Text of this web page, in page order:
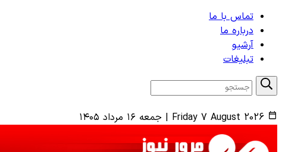
تماس با ما
درباره ما
آرشیو
تبلیغات
Friday 7 August 2026
| جمعه ۱۶ مرداد ۱۴۰۵